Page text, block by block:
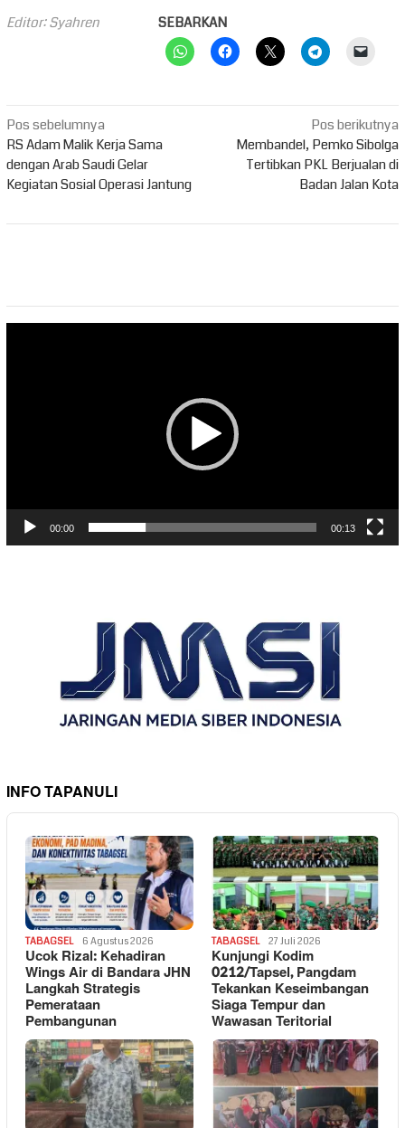
Editor: Syahren SEBARKAN
Navigasi
pos
Pos sebelumnya
RS Adam Malik Kerja Sama
dengan Arab Saudi Gelar
Kegiatan Sosial Operasi Jantung
Pos berikutnya
Membandel, Pemko Sibolga
Tertibkan PKL Berjualan di
Badan Jalan Kota
00:00 00:13
INFO TAPANULI
TABAGSEL 6 Agustus 2026
Ucok Rizal: Kehadiran
Wings Air di Bandara JHN
Langkah Strategis
Pemerataan
Pembangunan
TABAGSEL 27 Juli 2026
Kunjungi Kodim
0212/Tapsel, Pangdam
Tekankan Keseimbangan
Siaga Tempur dan
Wawasan Teritorial